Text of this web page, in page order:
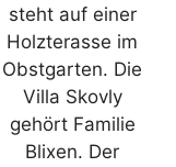
steht auf einer
Holzterasse im
Obstgarten. Die
Villa Skovly
gehört Familie
Blixen. Der